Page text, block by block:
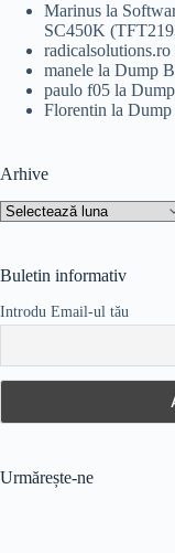
Marinus la
SC450K
radicalsolutions.ro
manele la Dump
paulo f05 la
Florentin la
Arhive
Arhive
Buletin informativ
Introdu Email-ul tău
Urmărește-ne